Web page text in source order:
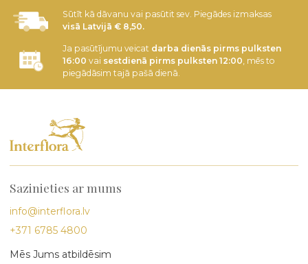
Sūtīt kā dāvanu vai pasūtit sev. Piegādes izmaksas
visā Latvijā € 8,50.
Ja pasūtījumu veicat darba dienās pirms pulksten
16:00 vai sestdienā pirms pulksten 12:00, mēs to
piegādāsim tajā pašā dienā.
Sazinieties ar mums
info@interflora.lv
+371 6785 4800
Mēs Jums atbildēsim